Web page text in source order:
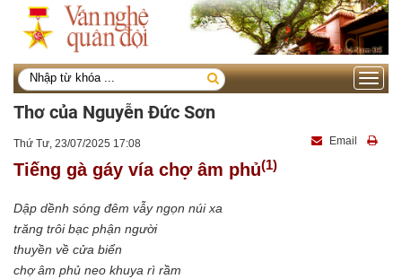
Toggle
Thơ của Nguyễn Đức Sơn
Thứ Tư, 23/07/2025 17:08 Email
Tiếng gà gáy vía chợ âm phủ(1)
Dập dềnh sóng đêm vẫy ngọn núi xa
trăng trôi bạc phận người
thuyền về cửa biển
chợ âm phủ neo khuya rì rầm